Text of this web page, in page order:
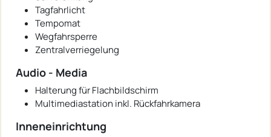
Tagfahrlicht
Tempomat
Wegfahrsperre
Zentralverriegelung
Audio - Media
Halterung für Flachbildschirm
Multimediastation inkl. Rückfahrkamera
Inneneinrichtung